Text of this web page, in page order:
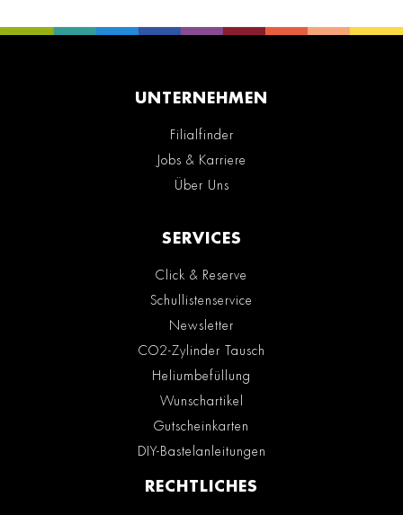
UNTERNEHMEN
Filialfinder
Jobs & Karriere
Über Uns
SERVICES
Click & Reserve
Schullistenservice
Newsletter
CO2-Zylinder Tausch
Heliumbefüllung
Wunschartikel
Gutscheinkarten
DIY-Bastelanleitungen
RECHTLICHES